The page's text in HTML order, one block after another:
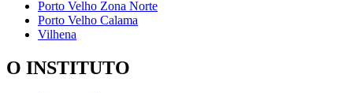
Porto Velho Zona Norte
Porto Velho Calama
Vilhena
O INSTITUTO